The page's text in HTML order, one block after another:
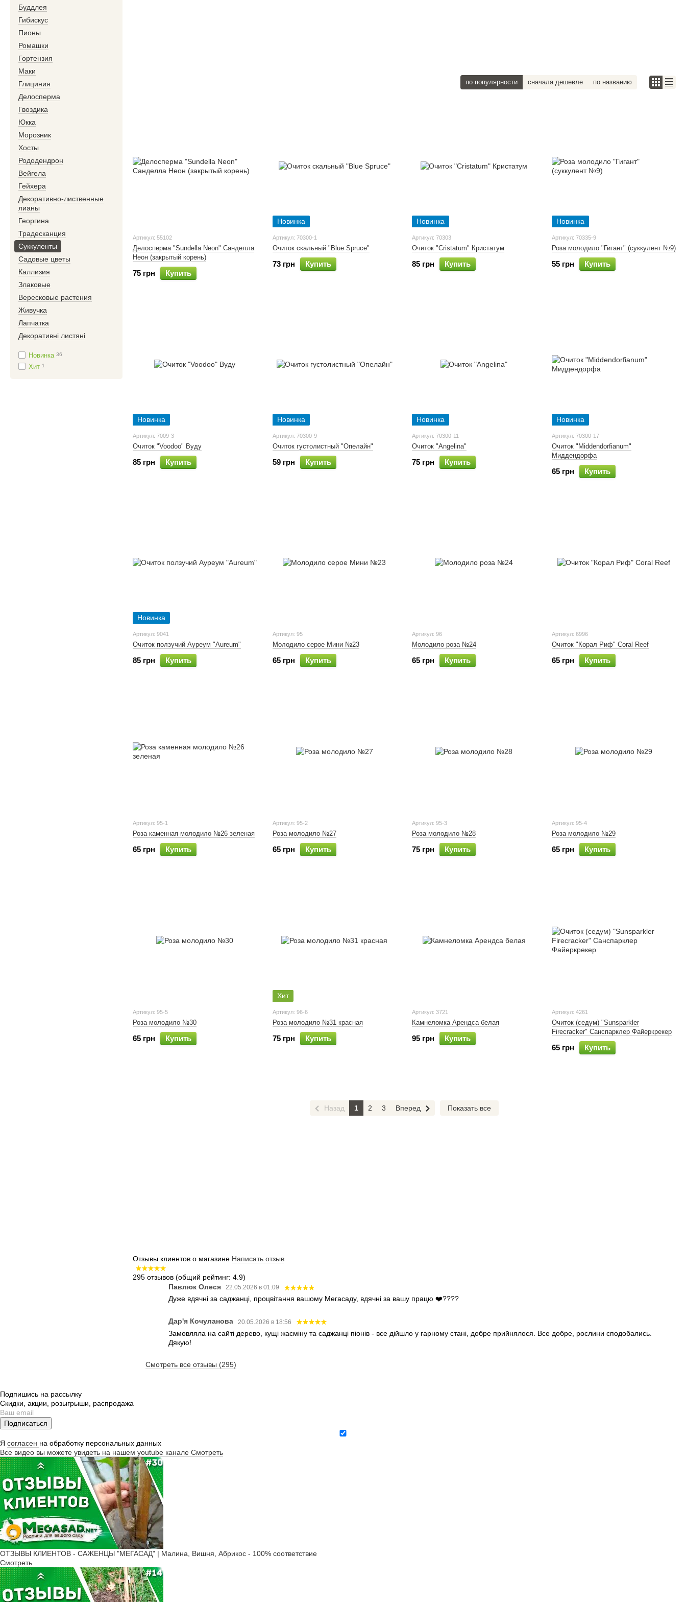
по популярности сначала дешевле по названию
Артикул: 55102
Делосперма "Sundella Neon" Санделла
Неон (закрытый корень)
75 грн Купить
Новинка
Артикул: 70300-1
Очиток скальный "Blue Spruce"
73 грн Купить
Новинка
Артикул: 70303
Очиток "Cristatum" Кристатум
85 грн Купить
Новинка
Артикул: 70335-9
Роза молодило "Гигант" (суккулент №9)
55 грн Купить
Новинка
Артикул: 7009-3
Очиток "Voodoo" Вуду
85 грн Купить
Новинка
Артикул: 70300-9
Очиток густолистный "Опелайн"
59 грн Купить
Новинка
Артикул: 70300-11
Очиток "Angelina"
75 грн Купить
Новинка
Артикул: 70300-17
Очиток "Middendorfianum"
Миддендорфа
65 грн Купить
Новинка
Артикул: 9041
Очиток ползучий Ауреум "Aureum"
85 грн Купить
Артикул: 95
Молодило серое Мини №23
65 грн Купить
Артикул: 96
Молодило роза №24
65 грн Купить
Артикул: 6996
Очиток "Корал Риф" Coral Reef
65 грн Купить
Артикул: 95-1
Роза каменная молодило №26 зеленая
65 грн Купить
Артикул: 95-2
Роза молодило №27
65 грн Купить
Артикул: 95-3
Роза молодило №28
75 грн Купить
Артикул: 95-4
Роза молодило №29
65 грн Купить
Артикул: 95-5
Роза молодило №30
65 грн Купить
Хит
Артикул: 96-6
Роза молодило №31 красная
75 грн Купить
Артикул: 3721
Камнеломка Арендса белая
95 грн Купить
Артикул: 4261
Очиток (седум) "Sunsparkler
Firecracker" Санспарклер Файеркрекер
65 грн Купить
Назад 1 2 3 Вперед Показать все
Отзывы клиентов о магазине Написать отзыв
295 отзывов (общий рейтинг: 4.9)
Павлюк Олеся
22.05.2026 в 01:09
Дуже вдячні за саджанці, процвітання вашому Мегасаду, вдячні за вашу працю ❤️????
Дар'я Кочуланова 20.05.2026 в 18:56
Замовляла на сайті дерево, кущі жасміну та саджанці піонів - все дійшло у гарному стані, добре прийнялося. Все добре, рослини сподобались.
Дякую!
Смотреть все отзывы (295)
Буддлея
Гибискус
Пионы
Ромашки
Гортензия
Маки
Глициния
Делосперма
Гвоздика
Юкка
Морозник
Хосты
Рододендрон
Вейгела
Гейхера
Декоративно-лиственные
лианы
Георгина
Традесканция
Суккуленты
Садовые цветы
Каллизия
Злаковые
Вересковые растения
Живучка
Лапчатка
Декоративні листяні
Новинка 36
Хит 1
Подпишись на рассылку
Скидки, акции, розыгрыши, распродажа
Подписаться
Я согласен на обработку персональных данных
Все видео вы можете увидеть на нашем youtube канале Смотреть
ОТЗЫВЫ КЛИЕНТОВ - САЖЕНЦЫ "МЕГАСАД" | Малина, Вишня, Абрикос - 100% соответствие
Смотреть